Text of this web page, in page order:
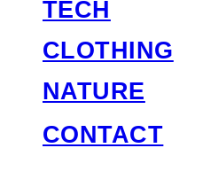
TECH
CLOTHING
NATURE
CONTACT